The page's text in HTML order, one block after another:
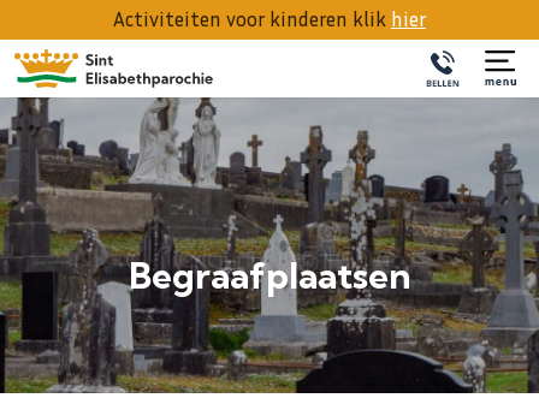
Activiteiten voor kinderen klik hier
Begraafplaatsen